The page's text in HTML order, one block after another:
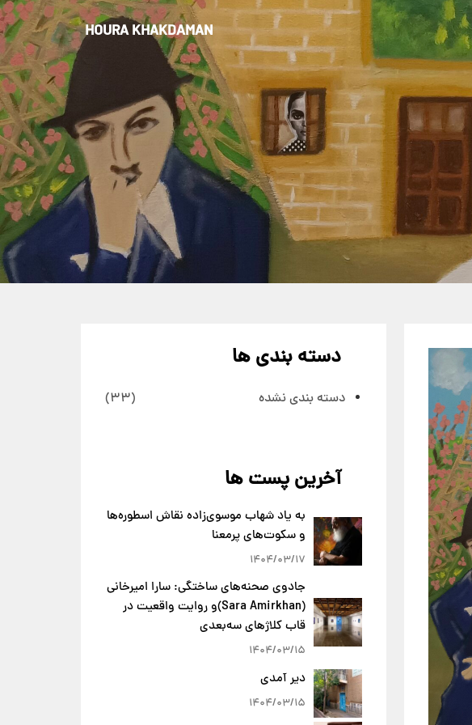
HOURA KHAKDAMAN
دسته بندی ها
دسته بندی نشده (33)
آخرین پست ها
به یاد شهاب موسوی‌زاده نقاش اسطوره‌ها
و سکوت‌های پرمعنا
1404/03/17
جادوی صحنه‌های ساختگی: سارا امیرخانی
(Sara Amirkhan)و روایت واقعیت در
قاب کلاژهای سه‌بعدی
1404/03/15
دیر آمدی
1404/03/15